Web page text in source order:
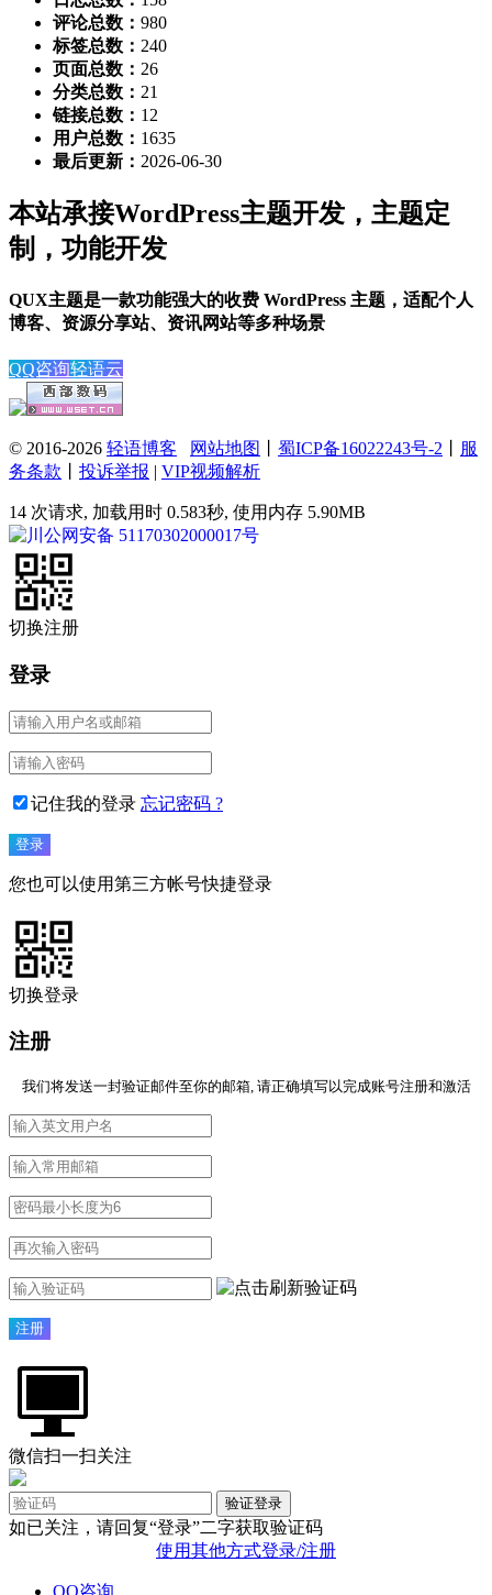
评论总数： 980
标签总数： 240
页面总数： 26
分类总数： 21
链接总数： 12
用户总数： 1635
最后更新： 2026-06-30
本站承接WordPress主题开发，主题定
制，功能开发
QUX主题是一款功能强大的收费 WordPress 主题，适配个人
博客、资源分享站、资讯网站等多种场景
QQ咨询轻语云
© 2016-2026 轻语博客 网站地图 蜀ICP备16022243号-2
服
务条款
投诉举报 | VIP视频解析
14 次请求, 加载用时 0.583秒, 使用内存 5.90MB
川公网安备 51170302000017号
切换注册
登录
记住我的登录 忘记密码 ?
您也可以使用第三方帐号快捷登录
切换登录
注册
我们将发送一封验证邮件至你的邮箱, 请正确填写以完成账号注册和激活
微信扫一扫关注
验证登录
如已关注，请回复“登录”二字获取验证码
使用其他方式登录/注册
QQ咨询